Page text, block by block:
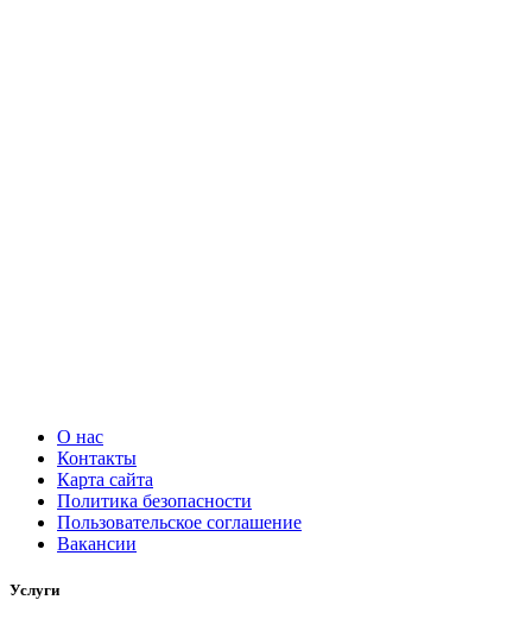
О нас
Контакты
Карта сайта
Политика безопасности
Пользовательское соглашение
Вакансии
Услуги